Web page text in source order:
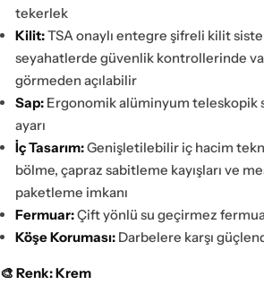
tekerlek
Kilit:TSA onaylı entegre şifreli kilit
seyahatlerde güvenlik kontrollerinde
görmeden açılabilir
Sap: Ergonomik alüminyum teleskopik
ayarı
İç Tasarım:Genişletilebilir iç hacim
bölme, çapraz sabitleme kayışları ve
paketleme imkanı
Fermuar:Çift yönlü su geçirmez
Köşe Koruması: Darbelere karşı
🎨 Renk: Krem